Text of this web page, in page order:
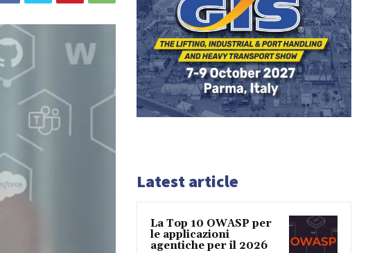
Latest article
La Top 10 OWASP per
le applicazioni
agentiche per il 2026